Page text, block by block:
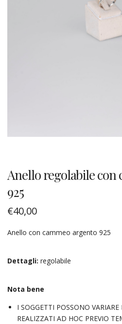
Anello regolabile con
925
€40,00
Anello con cammeo argento 925
Dettagli: regolabile
Nota bene
I SOGGETTI POSSONO VARIARE
REALIZZATI AD HOC PREVIO